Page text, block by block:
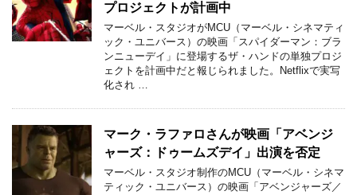
プロジェクトが計画中
マーベル・スタジオがMCU（マーベル・シネマティ
ック・ユニバース）の映画「スパイダーマン：ブラ
ンニューデイ」に登場するザ・ハンドの単独プロジ
ェクトを計画中だと報じられました。Netflixで実写
化され …
マーク・ラファロさんが映画「アベンジ
ャーズ：ドゥームズデイ」出演を否定
マーベル・スタジオ制作のMCU（マーベル・シネマ
ティック・ユニバース）の映画「アベンジャーズ／